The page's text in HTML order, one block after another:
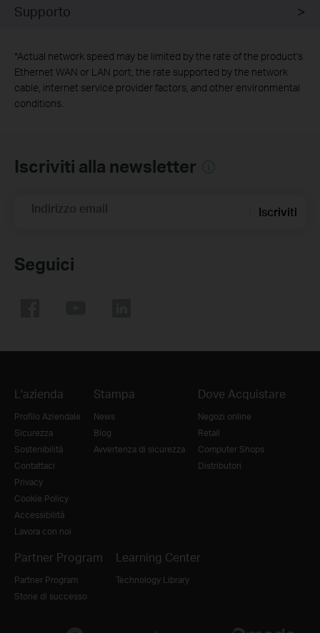
Supporto
*Actual network speed may be limited by the rate of the product's
Ethernet WAN or LAN port, the rate supported by the network
cable, internet service provider factors, and other environmental
conditions.
Iscriviti alla newsletter
Indirizzo email Iscriviti
Seguici
L'azienda
Profilo Aziendale
Sicurezza
Sostenibilità
Contattaci
Privacy
Cookie Policy
Accessibilità
Lavora con noi
Stampa
News
Blog
Avvertenza di sicurezza
Dove Acquistare
Negozi online
Retail
Computer Shops
Distributori
Partner Program
Partner Program
Storie di successo
Learning Center
Technology Library